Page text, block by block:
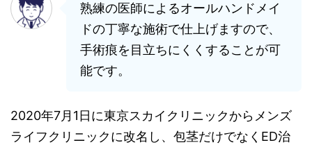
熟練の医師によるオールハンドメイ
ドの丁寧な施術で仕上げますので、
手術痕を目立ちにくくすることが可
能です。
2020年7月1日に東京スカイクリニックからメンズ
ライフクリニックに改名し、包茎だけでなくED治